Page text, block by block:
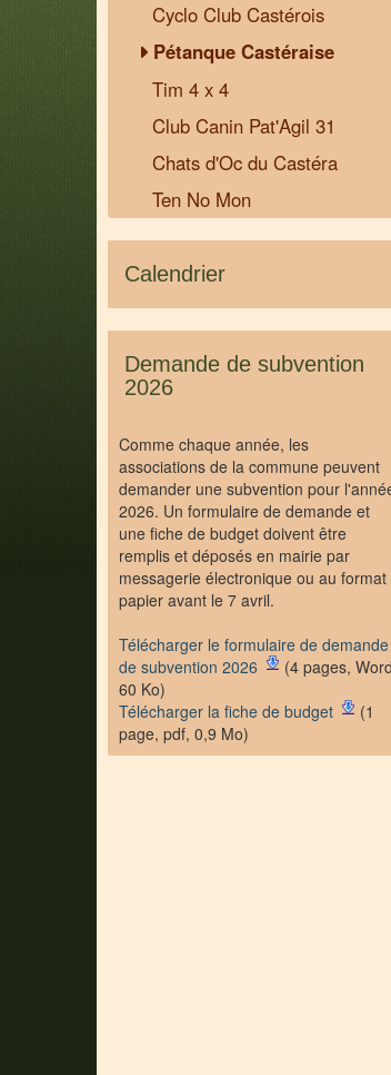
Cyclo Club Castérois
Pétanque Castéraise
Tim 4 x 4
Club Canin Pat'Agil 31
Chats d'Oc du Castéra
Ten No Mon
Calendrier
Demande de subvention
2026
Comme chaque année, les
associations de la commune peuvent
demander une subvention pour
2026. Un formulaire de demande et
une fiche de budget doivent être
remplis et déposés en mairie par
messagerie électronique ou au format
papier avant le 7 avril.
Télécharger le formulaire de demande
de subvention 2026
(4 pages,
60 Ko)
Télécharger la fiche de budget
(1
page, pdf, 0,9 Mo)